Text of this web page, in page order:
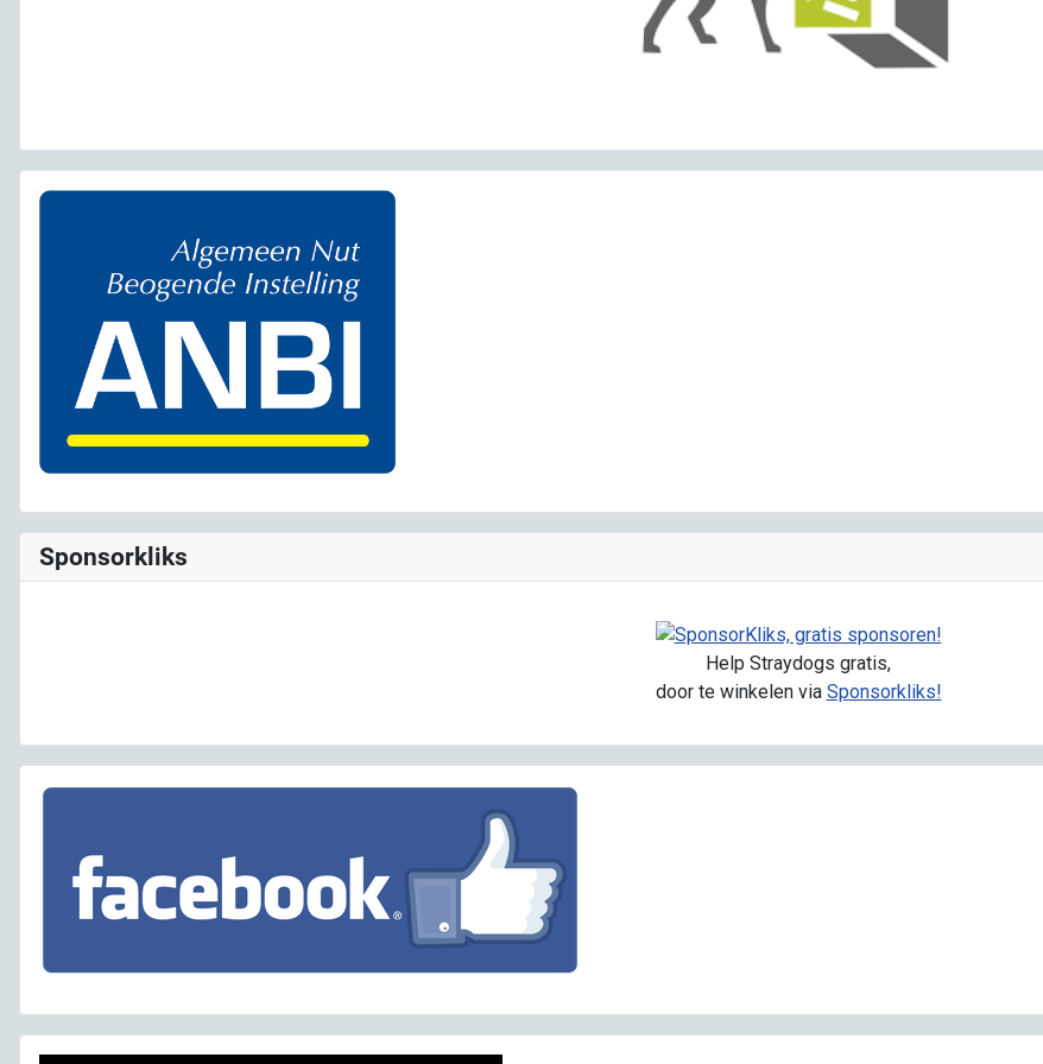
Sponsorkliks
Help Straydogs gratis,
door te winkelen via Sponsorkliks!